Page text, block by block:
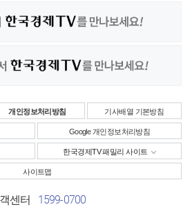
개인정보처리방침 기사배열 기본방침
Google 개인정보처리방침
한국경제TV 패밀리 사이트
사이트맵
센터 1599-0700